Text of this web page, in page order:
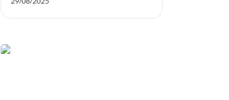
Lumiar recebe a I Feira da Saúde no